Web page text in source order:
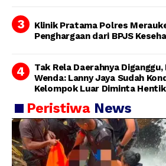
Klinik Pratama Polres
Penghargaan dari BPJS
Tak Rela Daerahnya Diganggu,
Wenda: Lanny Jaya Sudah
Kelompok Luar Diminta
Peristiwa News